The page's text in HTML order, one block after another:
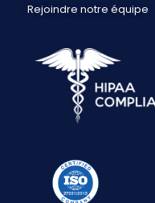
Rejoindre notre équipe